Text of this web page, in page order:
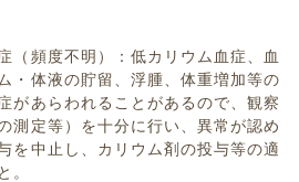
（頻度不明）：低カリウム血症、血
・体液の貯留、浮腫、体重増加等の
があらわれることがあるので、観察
測定等）を十分に行い、異常が認め
を中止し、カリウム剤の投与等の適
。